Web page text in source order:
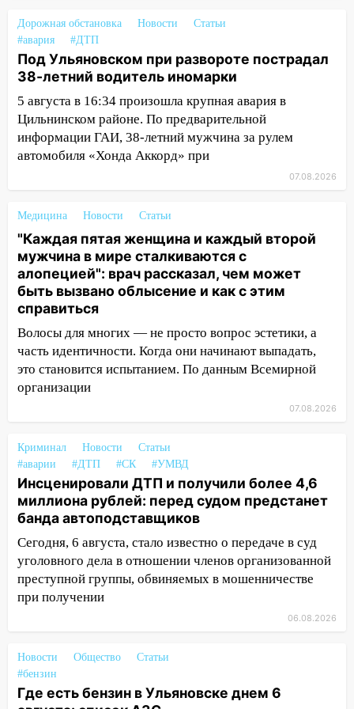
12:00 Где есть бензин в Ульяновске 7
августа: список АЗС
11:50 Заснул рядом с ребёнком и
случайно задушил его: суд вынес
приговор
11:38 В Ленинском районе пожар
полностью уничтожил дачный дом и
11:38
В Госдуме предложили отменить
ЕГЭ с 2027 года
11:25 В Ульяновске ИИ будет выявлять
нарушителей на контейнерных
площадках
11:20 Ульяновская шахматистка
Валерия Клейменова выиграла два
золота в составе сборной мира
11:16 В Ульяновске открыли памятную
доску декабристу Кондратию Рылееву
нашли потерявшегося в заброшенных
садах 79-летнего мужчину
10:26 На нескольких улицах Ульяновска
временно отключили холодную воду
10:14
В Ульяновске двоих участников
коррупционной схемы при ЦГКБ
отправили в колонию на 7 и 8 лет
09:52 Ночью беспилотники сбили над
соседними Татарстаном и Саратовской
09:41
Диана Шурыгина уверовала в
Бога в СИЗО
Дорожная обстановка Новости
Статьи
#авария
#ДТП
Под Ульяновском при развороте пострадал
38-летний водитель иномарки
5 августа в 16:34 произошла крупная авария в
Цильнинском районе. По предварительной
информации ГАИ, 38-летний мужчина за рулем
автомобиля «Хонда Аккорд» при
07.08.2026
Медицина Новости Статьи
"Каждая пятая женщина и каждый второй
мужчина в мире сталкиваются с
алопецией": врач рассказал, чем может
быть вызвано облысение и как с этим
справиться
Волосы для многих — не просто вопрос эстетики, а
часть идентичности. Когда они начинают выпадать,
это становится испытанием. По данным Всемирной
организации
07.08.2026
Криминал Новости
Статьи
#аварии
#ДТП #СК #УМВД
Инсценировали ДТП и получили более 4,6
миллиона рублей: перед судом предстанет
банда автоподставщиков
Сегодня, 6 августа, стало известно о передаче в суд
уголовного дела в отношении членов организованной
преступной группы, обвиняемых в мошенничестве
при получении
06.08.2026
Новости Общество
Статьи
#бензин
Где есть бензин в Ульяновске днем 6